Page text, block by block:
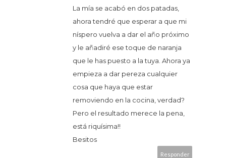
La mía se acabó en dos patadas,
ahora tendré que esperar a que mi
níspero vuelva a dar el año próximo
y le añadiré ese toque de naranja
que le has puesto a la tuya. Ahora ya
empieza a dar pereza cualquier
cosa que haya que estar
removiendo en la cocina, verdad?
Pero el resultado merece la pena,
está riquísima!!
Besitos
Responder